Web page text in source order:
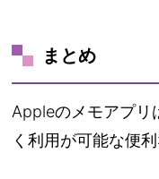
まとめ
Appleのメモアプリ
く利用が可能な便